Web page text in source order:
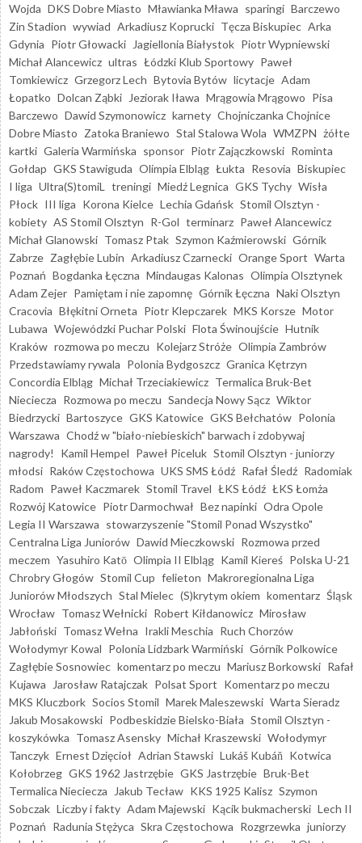
Wojda DKS Dobre Miasto Mławianka Mława sparingi Barczewo
Zin Stadion wywiad Arkadiusz Koprucki Tęcza Biskupiec Arka
Gdynia Piotr Głowacki Jagiellonia Białystok Piotr Wypniewski
Michał Alancewicz ultras Łódzki Klub Sportowy Paweł
Tomkiewicz Grzegorz Lech Bytovia Bytów licytacje Adam
Łopatko Dolcan Ząbki Jeziorak Iława Mrągowia Mrągowo Pisa
Barczewo Dawid Szymonowicz karnety Chojniczanka Chojnice
Dobre Miasto Zatoka Braniewo Stal Stalowa Wola WMZPN żółte
kartki Galeria Warmińska sponsor Piotr Zajączkowski Rominta
Gołdap GKS Stawiguda Olimpia Elbląg Łukta Resovia Biskupiec
I liga Ultra(S)tomiL treningi Miedź Legnica GKS Tychy Wisła
Płock III liga Korona Kielce Lechia Gdańsk Stomil Olsztyn -
kobiety AS Stomil Olsztyn R-Gol terminarz Paweł Alancewicz
Michał Glanowski Tomasz Ptak Szymon Kaźmierowski Górnik
Zabrze Zagłębie Lubin Arkadiusz Czarnecki Orange Sport Warta
Poznań Bogdanka Łęczna Mindaugas Kalonas Olimpia Olsztynek
Adam Zejer Pamiętam i nie zapomnę Górnik Łęczna Naki Olsztyn
Cracovia Błękitni Orneta Piotr Klepczarek MKS Korsze Motor
Lubawa Wojewódzki Puchar Polski Flota Świnoujście Hutnik
Kraków rozmowa po meczu Kolejarz Stróże Olimpia Zambrów
Przedstawiamy rywala Polonia Bydgoszcz Granica Kętrzyn
Concordia Elbląg Michał Trzeciakiewicz Termalica Bruk-Bet
Nieciecza Rozmowa po meczu Sandecja Nowy Sącz Wiktor
Biedrzycki Bartoszyce GKS Katowice GKS Bełchatów Polonia
Warszawa Chodź w "biało-niebieskich" barwach i zdobywaj
nagrody!
Kamil Hempel Paweł Piceluk Stomil Olsztyn - juniorzy
młodsi Raków Częstochowa UKS SMS Łódź Rafał Śledź Radomiak
Radom Paweł Kaczmarek Stomil Travel ŁKS Łódź ŁKS Łomża
Rozwój Katowice Piotr Darmochwał Bez napinki Odra Opole
Legia II Warszawa stowarzyszenie "Stomil Ponad Wszystko"
Centralna Liga Juniorów Dawid Mieczkowski Rozmowa przed
meczem Yasuhiro Katō Olimpia II Elbląg Kamil Kiereś Polska U-21
Chrobry Głogów Stomil Cup felieton Makroregionalna Liga
Juniorów Młodszych Stal Mielec (S)krytym okiem komentarz Śląsk
Wrocław Tomasz Wełnicki Robert Kiłdanowicz Mirosław
Jabłoński Tomasz Wełna Irakli Meschia Ruch Chorzów
Wołodymyr Kowal Polonia Lidzbark Warmiński Górnik Polkowice
Zagłębie Sosnowiec komentarz po meczu Mariusz Borkowski Rafał
Kujawa
Jarosław Ratajczak Polsat Sport Komentarz po meczu
MKS Kluczbork Socios Stomil Marek Maleszewski Warta Sieradz
Jakub Mosakowski Podbeskidzie Bielsko-Biała Stomil Olsztyn -
koszykówka Tomasz Asensky Michał Kraszewski Wołodymyr
Tanczyk Ernest Dzięcioł Adrian Stawski Lukáš Kubáň Kotwica
Kołobrzeg GKS 1962 Jastrzębie GKS Jastrzębie Bruk-Bet
Termalica Nieciecza
Jakub Tecław KKS 1925 Kalisz Szymon
Sobczak Liczby i fakty Adam Majewski Kącik bukmacherski Lech II
Poznań Radunia Stężyca Skra Częstochowa Rozgrzewka juniorzy